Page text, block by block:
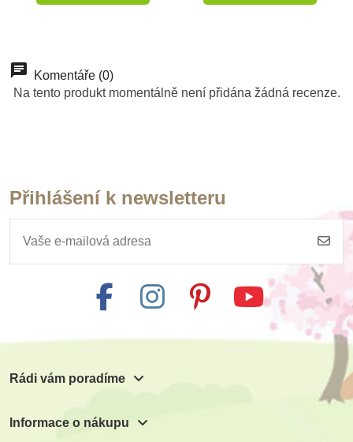
Do školy
Skladem
Safari Ltd. Figurka -
(s rozšířenou
realitou)
824 Kč
Komentáře (0)
Na tento produkt momentálně není přidána žádná recenze.
Přihlášení k newsletteru
Rádi vám poradíme
Informace o nákupu